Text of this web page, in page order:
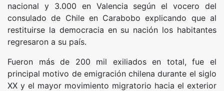
nacional y 3.000 en Valencia según el vocero del
consulado de Chile en Carabobo explicando que al
restituirse la democracia en su nación los habitantes
regresaron a su país.
Fueron más de 200 mil exiliados en total,​ fue el
principal motivo de emigración chilena durante el siglo
XX y el mayor movimiento migratorio hacia el exterior